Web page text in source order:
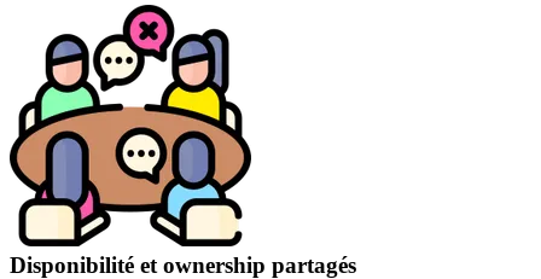
Disponibilité et ownership partagés